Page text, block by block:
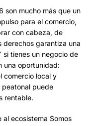
son mucho más que un
para el comercio,
con cabeza, de
derechos garantiza una
tienes un negocio de
una oportunidad:
comercio local y
puede
rentable.
al ecosistema Somos